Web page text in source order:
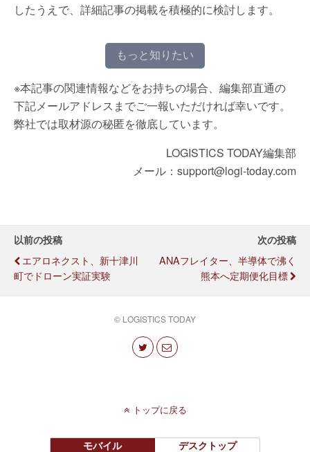
したうえで、詳細記事の掲載を積極的に検討します。
もっと知りたい
※本記事の関連情報などをお持ちの場合、編集部直通の
下記メールアドレスまでご一報いただければ幸いです。
弊社では取材源の秘匿を徹底しています。
LOGISTICS TODAY編集部
メール：support@logi-today.com
以前の投稿
エアロネクスト、新十津川
町でドローン実証実験
次の投稿
ANAフレイター、半導体で沸く
熊本へ定期便化目標
© LOGISTICS TODAY
トップに戻る
モバイル デスクトップ